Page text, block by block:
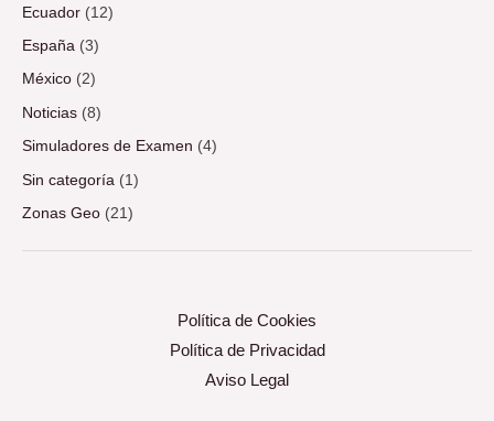
Ecuador (12)
España (3)
México (2)
Noticias (8)
Simuladores de Examen (4)
Sin categoría (1)
Zonas Geo (21)
Política de Cookies
Política de Privacidad
Aviso Legal